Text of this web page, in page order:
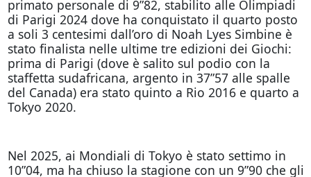
primato personale di 9”82, stabilito alle Olimpiadi
di Parigi 2024 dove ha conquistato il quarto posto
a soli 3 centesimi dall’oro di Noah Lyes Simbine è
stato finalista nelle ultime tre edizioni dei Giochi:
prima di Parigi (dove è salito sul podio con la
staffetta sudafricana, argento in 37”57 alle spalle
del Canada) era stato quinto a Rio 2016 e quarto a
Tokyo 2020.
Nel 2025, ai Mondiali di Tokyo è stato settimo in
10”04, ma ha chiuso la stagione con un 9”90 che gli